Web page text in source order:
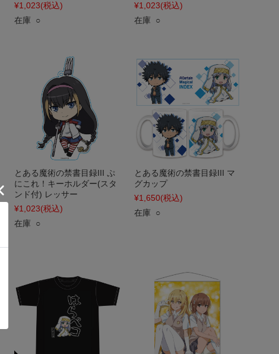
¥1,023(税込)
在庫 ○
¥1,023(税込)
在庫 ○
とある魔術の禁書目録III ぷ
にこれ！キーホルダー(スタ
ンド付) レッサー
¥1,023(税込)
在庫 ○
とある魔術の禁書目録III マ
グカップ
¥1,650(税込)
在庫 ○